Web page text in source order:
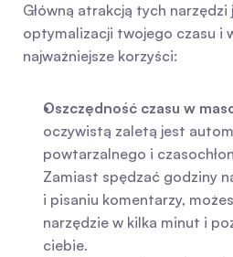
Główną atrakcją tych
optymalizacji twojego czasu i
najważniejsze korzyści:
Oszczędność czasu w
oczywistą zaletą jest
powtarzalnego i
Zamiast spędzać godziny
i pisaniu komentarzy,
narzędzie w kilka minut i
ciebie.